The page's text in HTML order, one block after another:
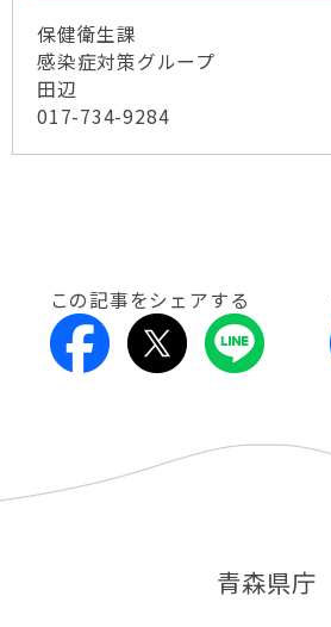
保健衛生課
感染症対策グループ
田辺
017-734-9284
この記事をシェアする
青森県庁